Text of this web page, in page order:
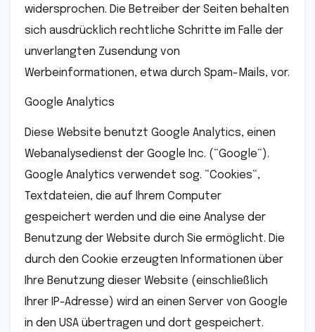
widersprochen. Die Betreiber der Seiten behalten
sich ausdrücklich rechtliche Schritte im Falle der
unverlangten Zusendung von
Werbeinformationen, etwa durch Spam-Mails, vor.
Google Analytics
Diese Website benutzt Google Analytics, einen
Webanalysedienst der Google Inc. (“Google“).
Google Analytics verwendet sog. “Cookies“,
Textdateien, die auf Ihrem Computer
gespeichert werden und die eine Analyse der
Benutzung der Website durch Sie ermöglicht. Die
durch den Cookie erzeugten Informationen über
Ihre Benutzung dieser Website (einschließlich
Ihrer IP-Adresse) wird an einen Server von Google
in den USA übertragen und dort gespeichert.